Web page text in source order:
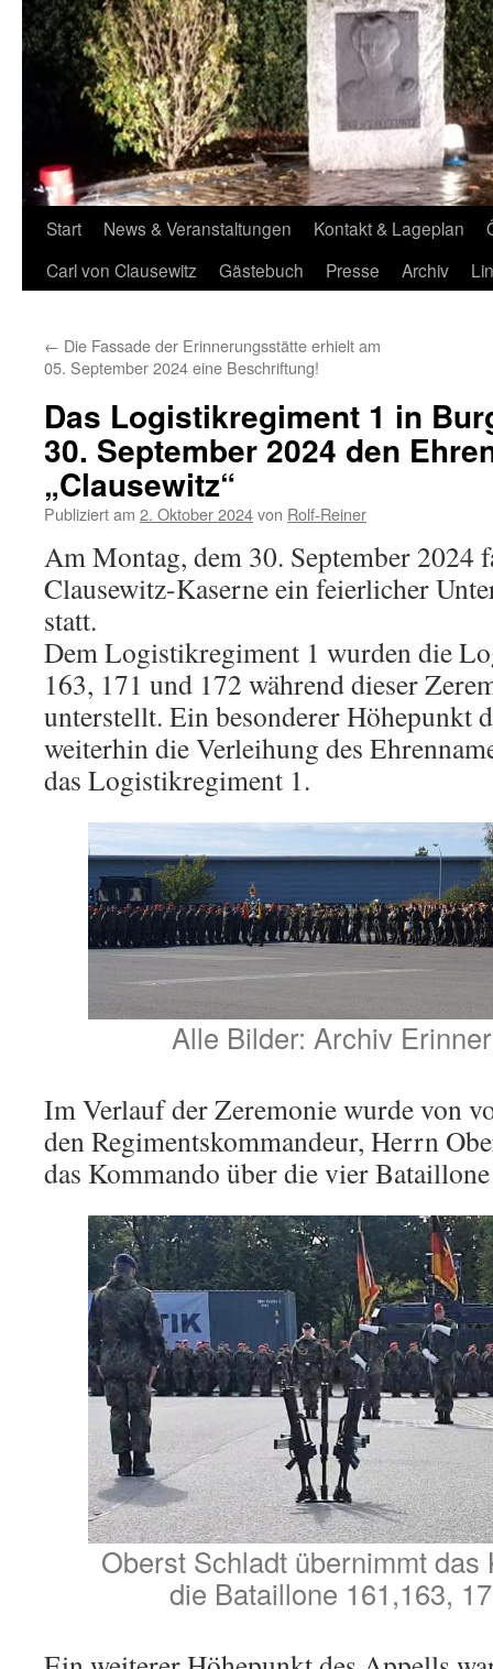
Start News & Veranstaltungen Kontakt & Lageplan
Carl von Clausewitz
Gästebuch Presse Archiv
← Die Fassade der Erinnerungsstätte erhielt am
05. September 2024 eine Beschriftung!
Das Logistikregiment 1 in
30. September 2024 den
„Clausewitz“
Publiziert am 2. Oktober 2024von Rolf-Reiner
Am Montag, dem 30. September 2024
Clausewitz-Kaserne ein feierlicher
statt.
Dem Logistikregiment 1 wurden die
163, 171 und 172 während dieser
unterstellt. Ein besonderer Höhepunkt
weiterhin die Verleihung des
das Logistikregiment 1.
Alle Bilder: Archiv
Im Verlauf der Zeremonie wurde von
den Regimentskommandeur, Herrn
das Kommando über die vier
Oberst Schladt übernimmt das
die Bataillone 161,163,